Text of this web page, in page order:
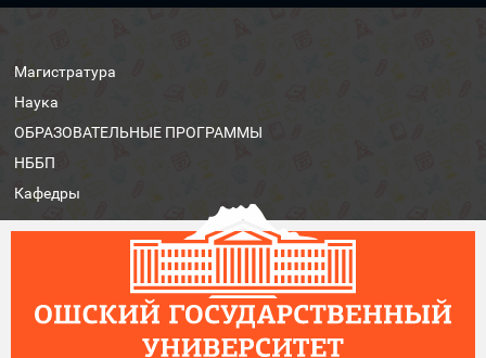
Магистратура
Наука
ОБРАЗОВАТЕЛЬНЫЕ ПРОГРАММЫ
НББП
Кафедры